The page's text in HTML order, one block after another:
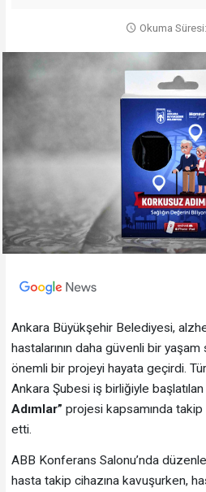
Okuma
Ankara Büyükşehir Belediyesi,
hastalarının daha güvenli bir
önemli bir projeyi hayata geçirdi.
Ankara Şubesi iş birliğiyle başlatılan
Adımlar” projesi kapsamında
etti.
ABB Konferans Salonu’nda
hasta takip cihazına kavuşurken,